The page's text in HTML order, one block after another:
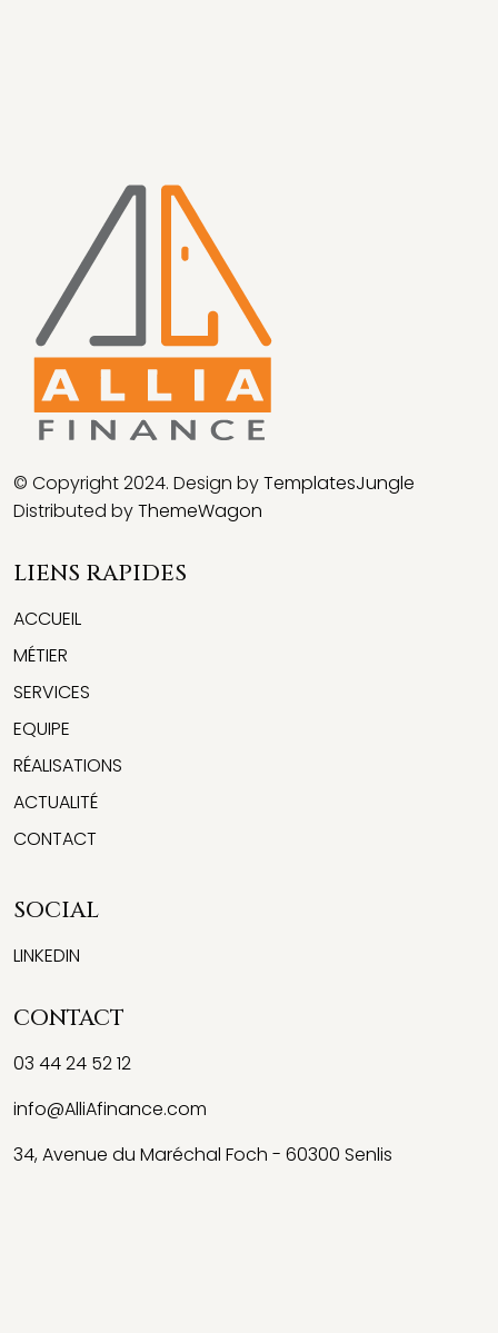
© Copyright 2024. Design byTemplatesJungle
Distributed byThemeWagon
LIENS RAPIDES
ACCUEIL
MÉTIER
SERVICES
EQUIPE
RÉALISATIONS
ACTUALITÉ
CONTACT
SOCIAL
LINKEDIN
CONTACT
03 44 24 52 12
info@AlliAfinance.com
34, Avenue du Maréchal Foch - 60300 Senlis